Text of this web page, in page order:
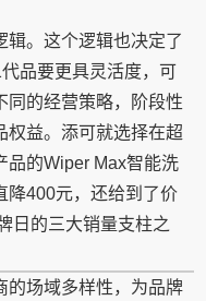
辑。这个逻辑也决定了
品要更具灵活度，可
同的经营策略，阶段性
权益。添可就选择在超
品的Wiper Max智能洗
降400元，还给到了价
日的三大销量支柱之
的场域多样性，为品牌